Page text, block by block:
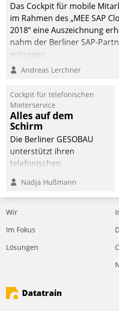
Das Cockpit für mobile
im Rahmen des „MEE SAP
2018“ eine Auszeichnung
nahm der Berliner SAP-
entgegen.
Andreas Lerchner
Cockpit für telefonischen
Mieterservice
Alles auf dem
Schirm
Die Berliner GESOBAU
unterstützt ihren
telefonischen
digitalen Cockpit, das
situationsbezogen
passende Fragen und
Eine intuitive
Dialogführung ermöglicht
effizienter zu bearbeiten.
Nadja Hußmann
Wir
Im Fokus
Lösungen
Datatrain